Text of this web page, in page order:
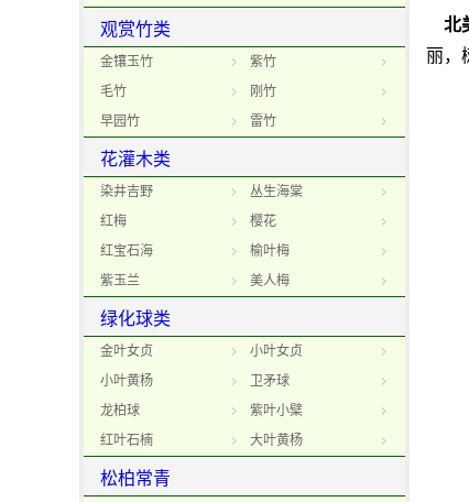
观赏竹类
金镶玉竹
紫竹
毛竹
刚竹
早园竹
雷竹
花灌木类
染井吉野
丛生海棠
红梅
樱花
红宝石海
榆叶梅
紫玉兰
美人梅
绿化球类
金叶女贞
小叶女贞
小叶黄杨
卫矛球
龙柏球
紫叶小檗
红叶石楠
大叶黄杨
松柏常青
北
丽，